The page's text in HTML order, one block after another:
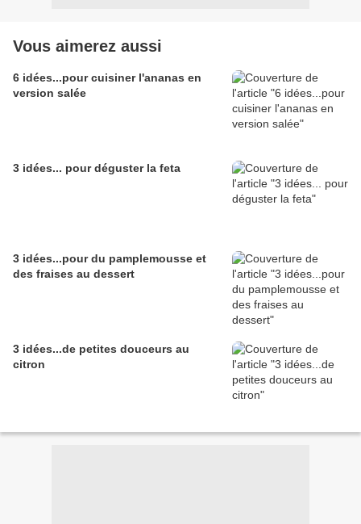
Vous aimerez aussi
6 idées...pour cuisiner l'ananas en
version salée
3 idées... pour déguster la feta
3 idées...pour du pamplemousse et
des fraises au dessert
3 idées...de petites douceurs au
citron